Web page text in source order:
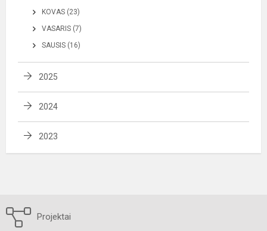
KOVAS (23)
VASARIS (7)
SAUSIS (16)
2025
2024
2023
Projektai